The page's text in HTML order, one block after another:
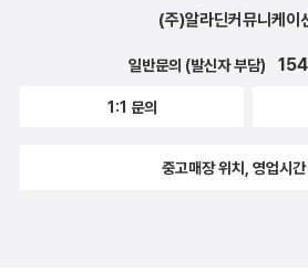
자 DNA 게놈의 실체에 대해 알아보았어
모든 단백질의 설계도우리의 근육, 피부,
고 하네요유전자는 이들 단백질ㅇ르 만드
살아갈 수 없고 이 모든 단백질을 만드는
몸을 구성하는 소재가 되는 단백질의 설계
도 게놈으로 알게 된대요.언젠가는 정신적
함으로써 추정이 가능하게 될 것이래요. 일
나 투여량을 바꾸는 일이 이미 이루어지고
(주)알라딘커뮤니케이
일반문의 (발신자 부담)
1:1 문의
중고매장 위치, 영업시간